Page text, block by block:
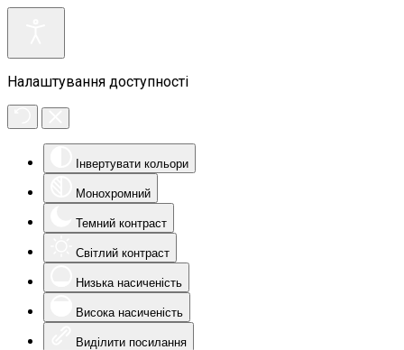
Налаштування доступності
Інвертувати кольори
Монохромний
Темний контраст
Світлий контраст
Низька насиченість
Висока насиченість
Виділити посилання